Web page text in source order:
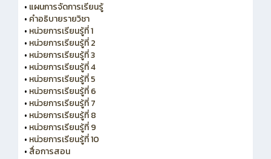
• แผนการจัดการเรียนรู้
• คำอธิบายรายวิชา
• หน่วยการเรียนรู้ที่ 1
• หน่วยการเรียนรู้ที่ 2
• หน่วยการเรียนรู้ที่ 3
• หน่วยการเรียนรู้ที่ 4
• หน่วยการเรียนรู้ที่ 5
• หน่วยการเรียนรู้ที่ 6
• หน่วยการเรียนรู้ที่ 7
• หน่วยการเรียนรู้ที่ 8
• หน่วยการเรียนรู้ที่ 9
• หน่วยการเรียนรู้ที่ 10
• สื่อการสอน